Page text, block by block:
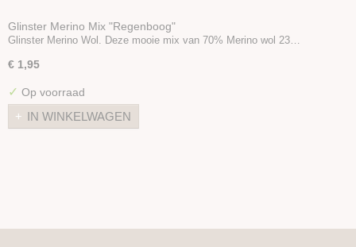
Glinster Merino Mix "Regenboog"
Glinster Merino Wol. Deze mooie mix van 70% Merino wol 23…
€ 1,95
✓ Op voorraad
IN WINKELWAGEN